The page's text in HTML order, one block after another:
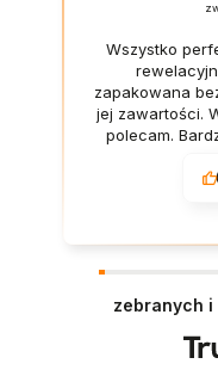
Wszystko
zapakowana
jej zawartości.
polecam.
zebranych